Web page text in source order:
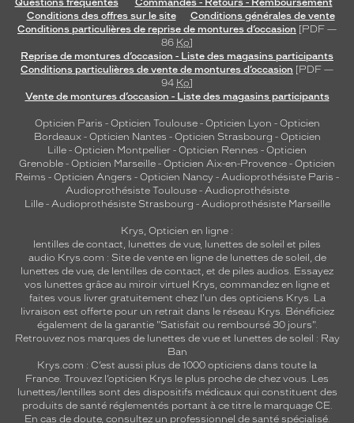
Questions fréquentes
Commandes - Retours - Remboursement
Conditions des offres sur le site
Conditions générales de vente
Conditions particulières de reprise de montures d’occasion [PDF —
86 Ko]
Reprise de montures d’occasion - Liste des magasins participants
Conditions particulières de vente de montures d’occasion [PDF —
94 Ko]
Vente de montures d’occasion - Liste des magasins participants
Opticien Paris - Opticien Toulouse- Opticien Lyon - Opticien
Bordeaux- Opticien Nantes - Opticien Strasbourg - Opticien
Lille - Opticien Montpellier - Opticien Rennes - Opticien
Grenoble - Opticien Marseille - Opticien Aix-en-Provence - Opticien
Reims - Opticien Angers - Opticien Nancy - Audioprothésiste Paris -
Audioprothésiste Toulouse- Audioprothésiste
Lille- Audioprothésiste Strasbourg - Audioprothésiste Marseille
Krys, Opticien en ligne :
lentilles de contact, lunettes de vue, lunettes de soleil et piles
audio Krys.com : Site de vente en ligne de lunettes de soleil, de
lunettes de vue, de lentilles de contact, et de piles audios. Essayez
vos lunettes grâce au miroir virtuel Krys, commandez en ligne et
faites vous livrer gratuitement chez l'un des opticiens Krys. La
livraison est offerte pour un retrait dans le réseau Krys. Bénéficiez
également de la garantie "Satisfait ou remboursé 30 jours".
Retrouvez nos marques de lunettes de vue et lunettes de soleil : Ray
Ban
Krys.com : C’est aussi plus de 1000 opticiens dans toute la
France. Trouvez l’opticien Krys le plus proche de chez vous. Les
lunettes/lentilles sont des dispositifs médicaux qui constituent des
produits de santé réglementés portant à ce titre le marquage CE.
En cas de doute, consultez un professionnel de santé spécialisé.